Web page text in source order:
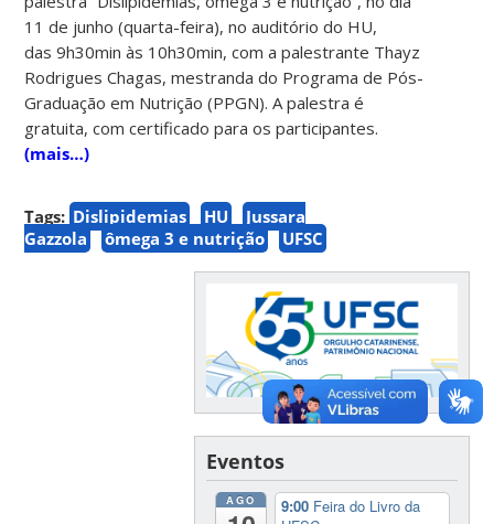
11 de junho (quarta-feira), no auditório do HU,
das 9h30min às 10h30min, com a palestrante Thayz
Rodrigues Chagas, mestranda do Programa de Pós-
Graduação em Nutrição (PPGN). A palestra é
gratuita, com certificado para os participantes.
(mais…)
Tags: Dislipidemias HU
Jussara
Gazzola
ômega 3 e nutrição UFSC
Eventos
AGO 9:00 Feira do Livro da